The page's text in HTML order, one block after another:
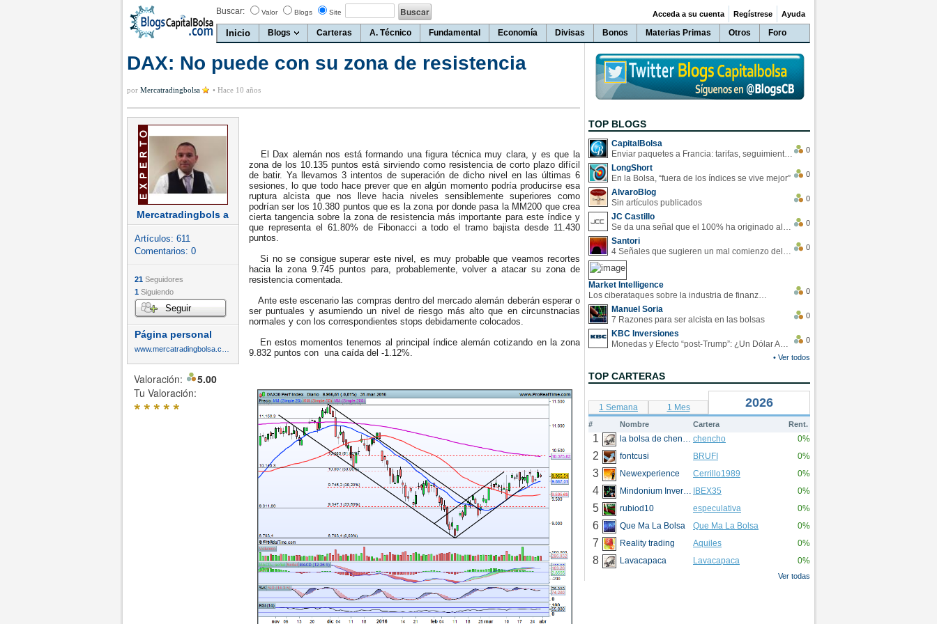
Buscar: Valor Blogs Site
Inicio Blogs Carteras A. Técnico Fundamental Economía Divisas Bonos Materias Primas Otros Foro
Acceda a su cuenta Regístrese Ayuda
DAX: No puede con su zona de resistencia
por Mercatradingbolsa • Hace 10 años
Mercatradingbols a
Artículos: 611
Comentarios: 0
21 Seguidores
1 Siguiendo
Seguir
Página personal
Valoración:
5.00
Tu Valoración:
*****
El Dax alemán nos está formando una figura técnica muy clara, y es que la
zona de los 10.135 puntos está sirviendo como resistencia de corto plazo difícil
de batir. Ya llevamos 3 intentos de superación de dicho nivel en las últimas 6
sesiones, lo que todo hace prever que en algún momento podría producirse esa
ruptura alcista que nos lleve hacia niveles sensiblemente superiores como
podrían ser los 10.380 puntos que es la zona por donde pasa la MM200 que crea
cierta tangencia sobre la zona de resistencia más importante para este índice y
que representa el 61.80% de Fibonacci a todo el tramo bajista desde 11.430
puntos.
Si no se consigue superar este nivel, es muy probable que veamos recortes
hacia la zona 9.745 puntos para, probablemente, volver a atacar su zona de
resistencia comentada.
Ante este escenario las compras dentro del mercado alemán deberán esperar o
ser puntuales y asumiendo un nivel de riesgo más alto que en circunstnacias
normales y con los correspondientes stops debidamente colocados.
En estos momentos tenemos al principal índice alemán cotizando en la zona
9.832 puntos con una caída del -1.12%.
TOP BLOGS
CapitalBolsa
Enviar paquetes a Francia: tarifas, seguimiento y ventajas destacadas
0
LongShort
En la Bolsa, “fuera de los índices se vive mejor”
0
AlvaroBlog
Sin artículos publicados
0
JC Castillo
Se da una señal que el 100% ha originado alzas en las bolsas
0
Santori
4 Señales que sugieren un mal comienzo del 3T de la economía EEUU
0
Market Intelligence
Los ciberataques sobre la industria de finanzas se han duplicado este año
0
Manuel Soria
7 Razones para ser alcista en las bolsas
0
KBC Inversiones
Monedas y Efecto “post-Trump”: ¿Un Dólar Americano operando en rangos?
0
• Ver todos
TOP CARTERAS
1 Semana 1 Mes 2026
# Nombre Cartera Rent.
1 la bolsa de chencho chencho 0%
2 fontcusi BRUFI 0%
3 Newexperience Cerrillo1989 0%
4 Mindonium Inversions IBEX35 0%
5 rubiod10 especulativa 0%
6 Que Ma La Bolsa Que Ma La Bolsa 0%
7 Reality trading Aquiles 0%
8 Lavacapaca Lavacapaca 0%
Ver todas